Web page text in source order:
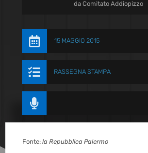
daComitato Addiopizzo
 15 MAGGIO 2015
 RASSEGNA STAMPA

Fonte:la Repubblica Palermo